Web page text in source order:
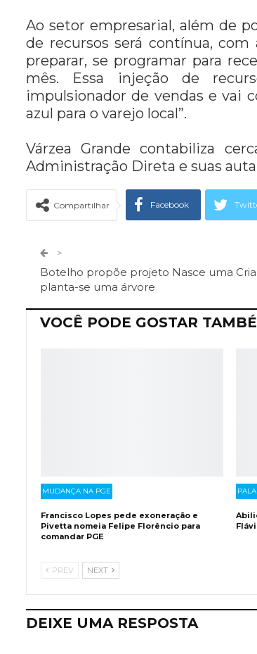
Ao setor empresarial, além de
de recursos será contínua, com
preparar, se programar para
mês. Essa injeção de
impulsionador de vendas e vai
azul para o varejo local”.
Várzea Grande contabiliza
Administração Direta e suas
Compartilhar Facebook
>
Botelho propõe projeto Nasce uma
planta-se uma árvore
VOCÊ PODE GOSTAR
MUDANÇA NA PGE
Francisco Lopes pede exoneração e
Pivetta nomeia Felipe Florêncio para
comandar PGE
PREV NEXT
DEIXE UMA RESPOSTA